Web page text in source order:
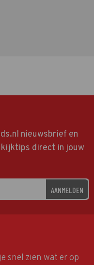
nieuwsbrief en
direct in jouw
AANMELDEN
snel zien wat er op